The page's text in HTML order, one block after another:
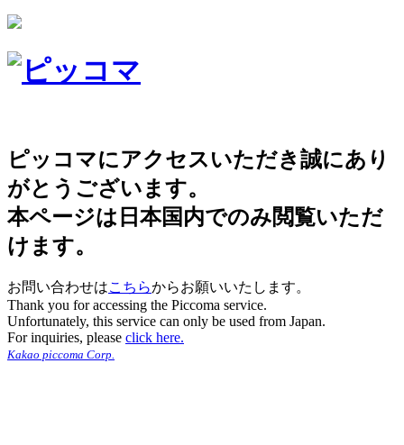
ピッコマにアクセスいただき誠にあり
がとうございます。
本ページは日本国内でのみ閲覧いただ
けます。
お問い合わせはこちらからお願いいたします。
Thank you for accessing the Piccoma service.
Unfortunately, this service can only be used from Japan.
For inquiries, please click here.
Kakao piccoma Corp.